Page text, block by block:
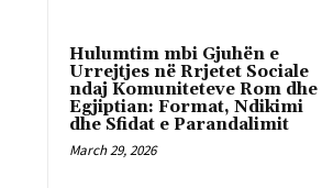
Hulumtim mbi Gjuhën e
Urrejtjes në Rrjetet Sociale
ndaj Komuniteteve Rom dhe
Egjiptian: Format, Ndikimi
dhe Sfidat e Parandalimit
March 29, 2026